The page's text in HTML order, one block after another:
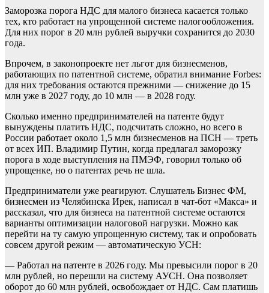
Заморозка порога НДС для малого бизнеса касается только
тех, кто работает на упрощенной системе налогообложения.
Для них порог в 20 млн рублей выручки сохранится до 2030
года.
Впрочем, в законопроекте нет льгот для бизнесменов,
работающих по патентной системе, обратил внимание Forbes:
для них требования остаются прежними — снижение до 15
млн уже в 2027 году, до 10 млн — в 2028 году.
Сколько именно предпринимателей на патенте будут
вынуждены платить НДС, подсчитать сложно, но всего в
России работает около 1,5 млн бизнесменов на ПСН — треть
от всех ИП. Владимир Путин, когда предлагал заморозку
порога в ходе выступления на ПМЭФ, говорил только об
упрощенке, но о патентах речь не шла.
Предприниматели уже реагируют. Слушатель Бизнес ФМ,
бизнесмен из Челябинска Ирек, написал в чат-бот «Макса» и
рассказал, что для бизнеса на патентной системе остаются
варианты оптимизации налоговой нагрузки. Можно как
перейти на ту самую упрощенную систему, так и опробовать
совсем другой режим — автоматическую УСН:
— Работал на патенте в 2026 году. Мы превысили порог в 20
млн рублей, но перешли на систему АУСН. Она позволяет
оборот до 60 млн рублей, освобождает от НДС. Сам платишь